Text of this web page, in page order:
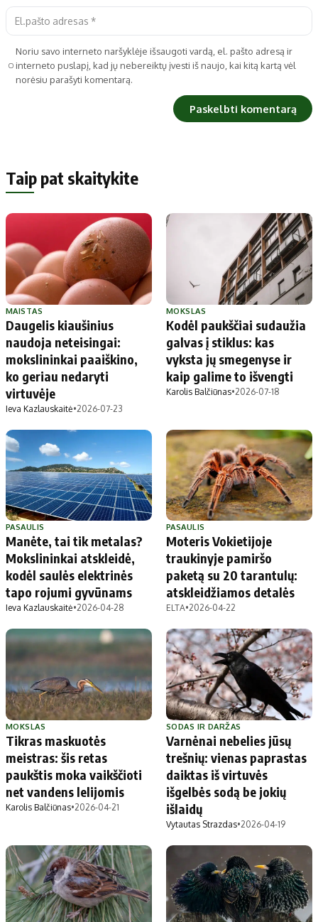
Noriu savo interneto naršyklėje išsaugoti vardą, el. pašto adresą ir
interneto puslapį, kad jų nebereiktų įvesti iš naujo, kai kitą kartą vėl
norėsiu parašyti komentarą.
Taip pat skaitykite
MAISTAS
Daugelis kiaušinius
naudoja neteisingai:
mokslininkai paaiškino,
ko geriau nedaryti
virtuvėje
Ieva Kazlauskaitė•2026-07-23
MOKSLAS
Kodėl paukščiai sudaužia
galvas į stiklus: kas
vyksta jų smegenyse ir
kaip galime to išvengti
Karolis Balčiūnas•2026-07-18
PASAULIS
Manėte, tai tik metalas?
Mokslininkai atskleidė,
kodėl saulės elektrinės
tapo rojumi gyvūnams
Ieva Kazlauskaitė•2026-04-28
PASAULIS
Moteris Vokietijoje
traukinyje pamiršo
paketą su 20 tarantulų:
atskleidžiamos detalės
ELTA•2026-04-22
MOKSLAS
Tikras maskuotės
meistras: šis retas
paukštis moka vaikščioti
net vandens lelijomis
Karolis Balčiūnas•2026-04-21
SODAS IR DARŽAS
Varnėnai nebelies jūsų
trešnių: vienas paprastas
daiktas iš virtuvės
išgelbės sodą be jokių
išlaidų
Vytautas Strazdas•2026-04-19